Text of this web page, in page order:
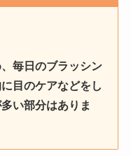
毎日のブラッシン
目のケアなどをし
い部分はありま